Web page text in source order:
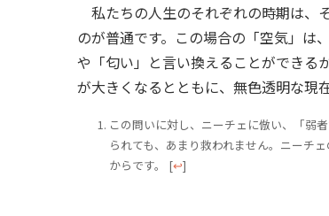
私たちの人生のそれぞれの時期は、
のが普通です。この場合の「空気」は
や「匂い」と言い換えることができる
が大きくなるとともに、無色透明な現
この問いに対し、ニーチェに倣い、「弱
られても、あまり救われません。ニーチ
からです。
[↩]